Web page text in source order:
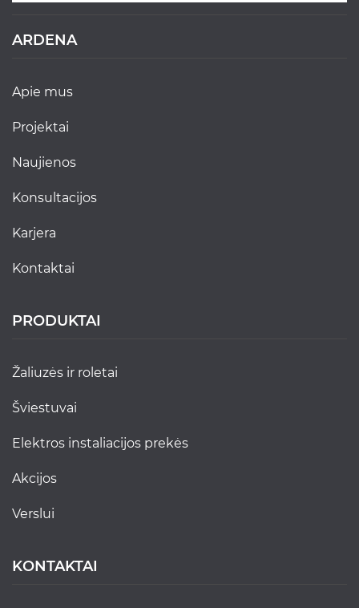
ARDENA
apie mus
projektai
naujienos
konsultacijos
karjera
kontaktai
PRODUKTAI
žaliuzės ir roletai
šviestuvai
elektros instaliacijos prekės
akcijos
verslui
KONTAKTAI